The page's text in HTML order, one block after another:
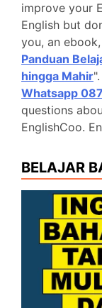
improve your
English but
you, an
Panduan
hingga Mahir
Whatsapp
questions
EnglishCoo.
BELAJAR